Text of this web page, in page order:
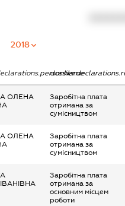
2018
ОЛЕНА
Заробітна плата
отримана за
сумісництвом
ОЛЕНА
Заробітна плата
отримана за
сумісництвом
Заробітна плата
отримана за
основним місцем
роботи